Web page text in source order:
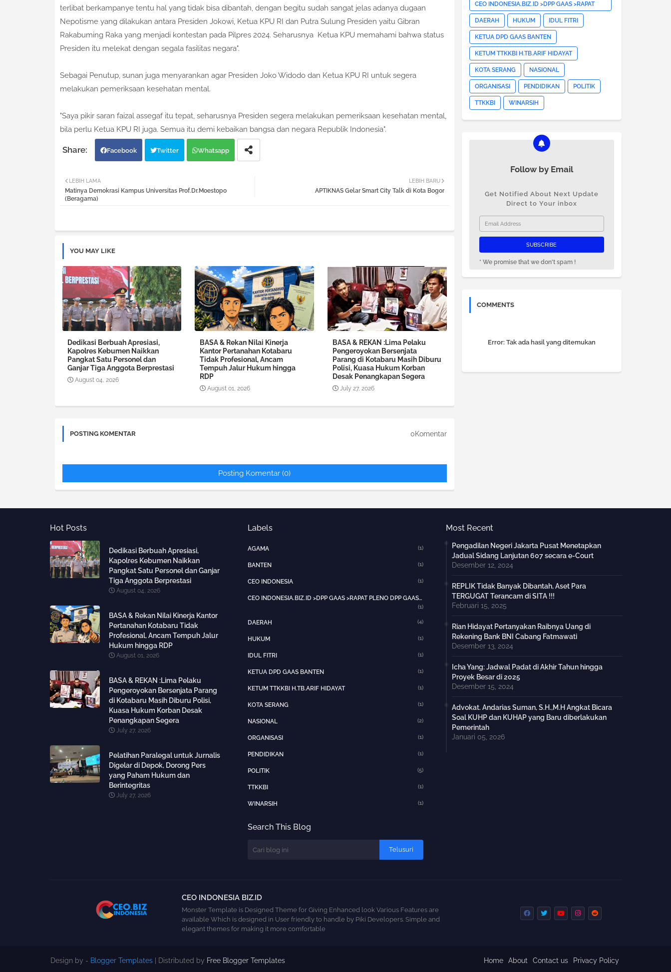
terlibat berkampanye tentu hal yang tidak bisa dibantah, dengan begitu sudah sangat jelas adanya dugaan
Nepotisme yang dilakukan antara Presiden Jokowi, Ketua KPU RI dan Putra Sulung Presiden yaitu Gibran
Rakabuming Raka yang menjadi kontestan pada Pilpres 2024. Seharusnya Ketua KPU memahami bahwa status
Presiden itu melekat dengan segala fasilitas negara".
Sebagai Penutup, sunan juga menyarankan agar Presiden Joko Widodo dan Ketua KPU RI untuk segera
melakukan pemeriksaan kesehatan mental.
"Saya pikir saran faizal assegaf itu tepat, seharusnya Presiden segera melakukan pemeriksaan kesehatan mental,
bila perlu Ketua KPU RI juga. Semua itu demi kebaikan bangsa dan negara Republik Indonesia".
Facebook Twitter Whatsapp
LEBIH BARU
APTIKNAS Gelar Smart City Talk di Kota Bogor
LEBIH LAMA
Matinya Demokrasi Kampus Universitas Prof.Dr.Moestopo
(Beragama)
YOU MAY LIKE
Dedikasi Berbuah Apresiasi,
Kapolres Kebumen Naikkan
Pangkat Satu Personel dan
Ganjar Tiga Anggota Berprestasi
August 04, 2026
BASA & Rekan Nilai Kinerja
Kantor Pertanahan Kotabaru
Tidak Profesional, Ancam
Tempuh Jalur Hukum hingga
RDP
August 01, 2026
BASA & REKAN :Lima Pelaku
Pengeroyokan Bersenjata
Parang di Kotabaru Masih Diburu
Polisi, Kuasa Hukum Korban
Desak Penangkapan Segera
July 27, 2026
POSTING KOMENTAR 0Komentar
Posting Komentar (0)
CEO INDONESIA.BIZ.ID >DPP GAAS >RAPAT
PLENO DPP GAAS >JAKARTA
PUSAT>HOTNEWS>
DAERAH HUKUM IDUL FITRI
KETUA DPD GAAS BANTEN
KETUM TTKKBI H.TB.ARIF HIDAYAT
KOTA SERANG NASIONAL
ORGANISASI PENDIDIKAN POLITIK
TTKKBI WINARSIH
Follow by Email
Get Notified About Next Update
Direct to Your inbox
* We promise that we don't spam !
COMMENTS
Error: Tak ada hasil yang ditemukan
Hot Posts
Dedikasi Berbuah Apresiasi,
Kapolres Kebumen Naikkan
Pangkat Satu Personel dan Ganjar
Tiga Anggota Berprestasi
August 04, 2026
BASA & Rekan Nilai Kinerja Kantor
Pertanahan Kotabaru Tidak
Profesional, Ancam Tempuh Jalur
Hukum hingga RDP
August 01, 2026
BASA & REKAN :Lima Pelaku
Pengeroyokan Bersenjata Parang
di Kotabaru Masih Diburu Polisi,
Kuasa Hukum Korban Desak
Penangkapan Segera
July 27, 2026
Pelatihan Paralegal untuk Jurnalis
Digelar di Depok, Dorong Pers
yang Paham Hukum dan
Berintegritas
July 27, 2026
Labels
AGAMA (1)
BANTEN (1)
CEO INDONESIA (1)
CEO INDONESIA.BIZ.ID >DPP GAAS >RAPAT PLENO DPP GAAS >JAKARTA PUSAT>HOTNEWS>
(1)
DAERAH (4)
HUKUM (1)
IDUL FITRI (1)
KETUA DPD GAAS BANTEN (1)
KETUM TTKKBI H.TB.ARIF HIDAYAT (1)
KOTA SERANG (1)
NASIONAL (2)
ORGANISASI (1)
PENDIDIKAN (1)
POLITIK (5)
TTKKBI (1)
WINARSIH (1)
Search This Blog
Most Recent
Pengadilan Negeri Jakarta Pusat Menetapkan
Jadual Sidang Lanjutan 607 secara e-Court
Desember 12, 2024
REPLIK Tidak Banyak Dibantah, Aset Para
TERGUGAT Terancam di SITA !!!
Februari 15, 2025
Rian Hidayat Pertanyakan Raibnya Uang di
Rekening Bank BNI Cabang Fatmawati
Desember 13, 2024
Icha Yang: Jadwal Padat di Akhir Tahun hingga
Proyek Besar di 2025
Desember 15, 2024
Advokat. Andarias Suman, S.H.,M.H Angkat Bicara
Soal KUHP dan KUHAP yang Baru diberlakukan
Pemerintah
Januari 05, 2026
CEO INDONESIA BIZ.ID
Monster Template is Designed Theme for Giving Enhanced look Various Features are
available Which is designed in User friendly to handle by Piki Developers. Simple and
elegant themes for making it more comfortable
Design by - Blogger Templates| Distributed by Free Blogger Templates Home About Contact us Privacy Policy